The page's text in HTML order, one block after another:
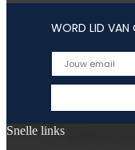
WORD LID VAN
Snelle links